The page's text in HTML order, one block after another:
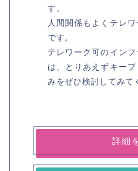
す。
人間関係もよくテレ
です。
テレワーク可のイン
は、とりあえずキー
みをぜひ検討してみて
詳細